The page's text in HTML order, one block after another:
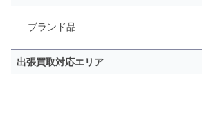
ブランド品
出張買取対応エリア